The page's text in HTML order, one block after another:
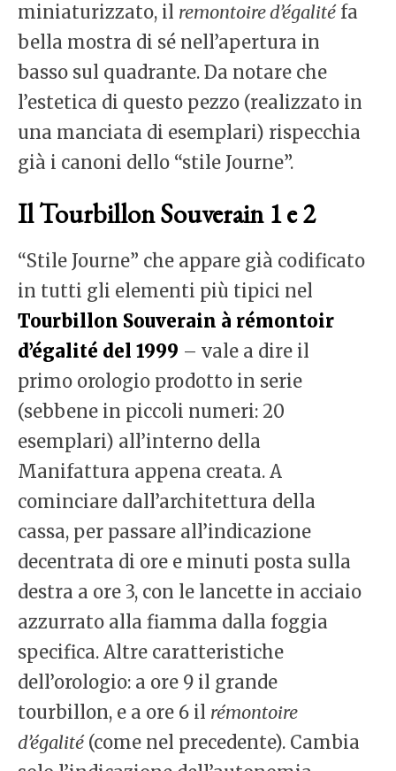
miniaturizzato, il remontoire d’égalitéfa
bella mostra di sé nell’apertura in
basso sul quadrante. Da notare che
l’estetica di questo pezzo (realizzato in
una manciata di esemplari) rispecchia
già i canoni dello “stile Journe”.
Il Tourbillon Souverain 1 e 2
“Stile Journe” che appare già codificato
in tutti gli elementi più tipici nel
Tourbillon Souverain à rémontoir
d’égalité del 1999 – vale a dire il
primo orologio prodotto in serie
(sebbene in piccoli numeri: 20
esemplari) all’interno della
Manifattura appena creata. A
cominciare dall’architettura della
cassa, per passare all’indicazione
decentrata di ore e minuti posta sulla
destra a ore 3, con le lancette in acciaio
azzurrato alla fiamma dalla foggia
specifica. Altre caratteristiche
dell’orologio: a ore 9 il grande
tourbillon, e a ore 6 il rémontoire
d’égalité(come nel precedente). Cambia